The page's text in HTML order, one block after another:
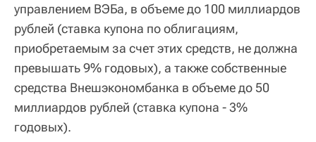
управлением ВЭБа, в объеме до 100 миллиардов
рублей (ставка купона по облигациям,
приобретаемым за счет этих средств, не должна
превышать 9% годовых), а также собственные
средства Внешэкономбанка в объеме до 50
миллиардов рублей (ставка купона - 3%
годовых).